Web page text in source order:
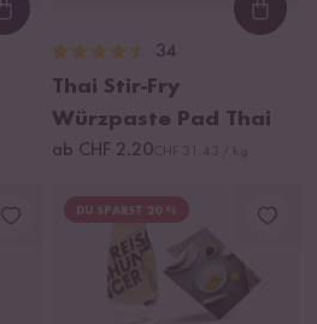
Loading...
34
Thai Stir-Fry
Würzpaste Pad Thai
ab CHF 2.20
DU SPARST 20 %